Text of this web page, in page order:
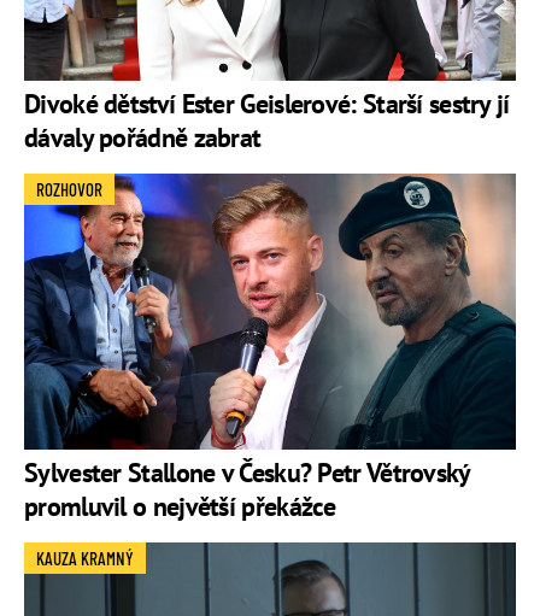
Divoké dětství Ester Geislerové: Starší sestry jí
dávaly pořádně zabrat
Sylvester Stallone v Česku? Petr Větrovský
promluvil o největší překážce
ROZHOVOR
KAUZA KRAMNÝ